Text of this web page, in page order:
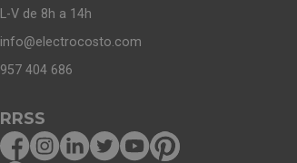
L-V de 8h a 14h
info@electrocosto.com
957 404 686
RRSS